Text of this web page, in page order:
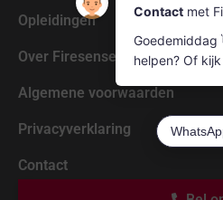
Opleidingen
Over Firesense
Algemene voorwaarden
Privacyverklaring
Contact